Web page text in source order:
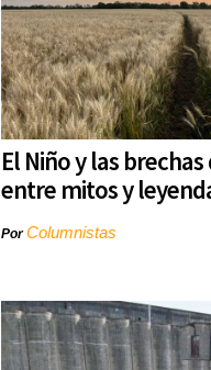
El Niño y las
entre mitos y
PorColumnistas